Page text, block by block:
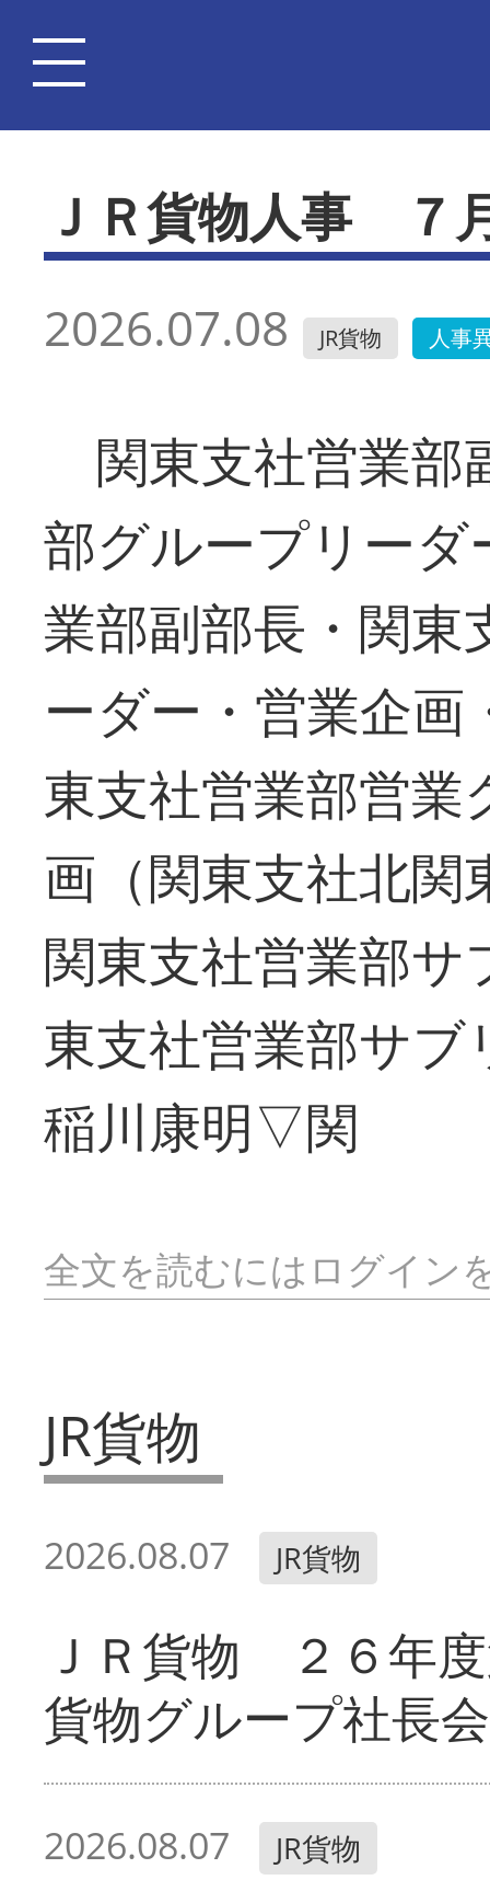
ＪＲ貨物人事 ７
2026.07.08 JR貨物 人事
関東支社営業部
部グループリーダ
業部副部長・関東
ーダー・営業企
東支社営業部営
画（関東支社北
関東支社営業部
東支社営業部サブ
稲川康明▽関
全文を読むにはログイン
JR貨物
2026.08.07 JR貨物
ＪＲ貨物 ２６年
貨物グループ社長
2026.08.07 JR貨物